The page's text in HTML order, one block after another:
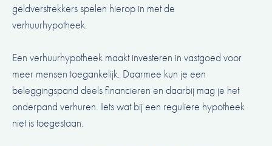
geldverstrekkers spelen hierop in met de
verhuurhypotheek.
Een verhuurhypotheek maakt investeren in vastgoed voor
meer mensen toegankelijk. Daarmee kun je een
beleggingspand deels financieren en daarbij mag je het
onderpand verhuren. Iets wat bij een reguliere hypotheek
niet is toegestaan.